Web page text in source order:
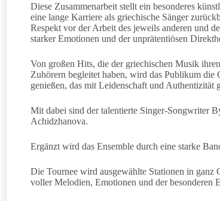
Diese Zusammenarbeit stellt ein besonderes
eine lange Karriere als griechische Sänger
Respekt vor der Arbeit des jeweils anderen und
starker Emotionen und der unprätentiösen
Von großen Hits, die der griechischen Musik
Zuhörern begleitet haben, wird das Publikum die
genießen, das mit Leidenschaft und Authentizität
Mit dabei sind der talentierte Singer-Songwriter
Achidzhanova.
Ergänzt wird das Ensemble durch eine starke
Die Tournee wird ausgewählte Stationen in ganz
voller Melodien, Emotionen und der besonderen